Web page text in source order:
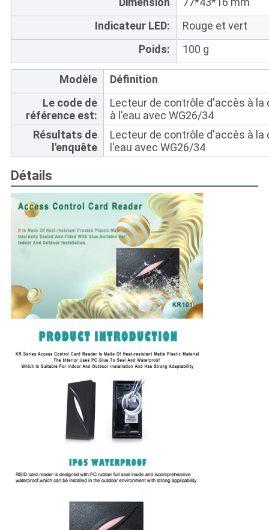
Indicateur LED:
Rouge et vert
Poids:
100 g
Modèle
Définition
Le code de
référence est:
Lecteur de contrôle d'accès à
à l'eau avec WG26/34
Résultats de
l'enquête
Lecteur de contrôle d'accès à la
l'eau avec WG26/34
Détails